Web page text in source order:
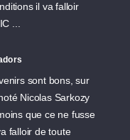
il va falloir
...
sont bons, sur
Nicolas Sarkozy
que ce ne fusse
falloir de toute